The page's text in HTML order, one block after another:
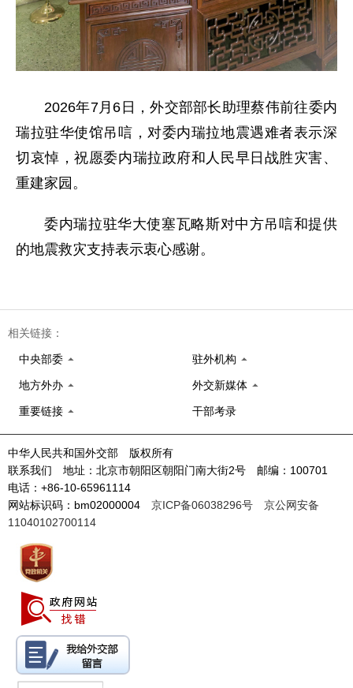
2026年7月6日，外交部部长助理蔡伟前往委内
瑞拉驻华使馆吊唁，对委内瑞拉地震遇难者表示深
切哀悼，祝愿委内瑞拉政府和人民早日战胜灾害、
重建家园。
委内瑞拉驻华大使塞瓦略斯对中方吊唁和提供
的地震救灾支持表示衷心感谢。
相关链接：
中央部委 驻外机构
地方外办 外交新媒体
重要链接 干部考录
中华人民共和国外交部 版权所有
联系我们 地址：北京市朝阳区朝阳门南大街2号 邮编：100701
电话：+86-10-65961114
网站标识码：bm02000004 京ICP备06038296号
京公网安备
11040102700114